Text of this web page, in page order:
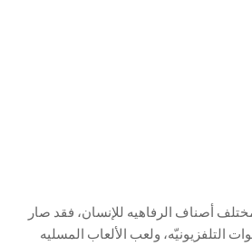
أصناف الرفاهيه للإنسان، فقد صار
التلفزيونيّه، ولعب الألعاب المسليه